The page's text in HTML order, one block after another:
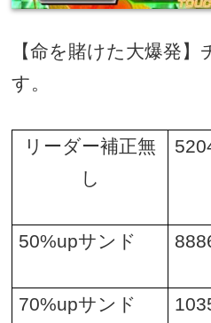
【命を賭けた大爆発
す。
リーダー補正無
し
50%upサンド
70%upサンド